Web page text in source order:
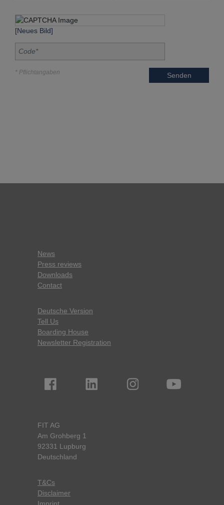
[Neues Bild]
* Pflichtangaben Senden
News
Press reviews
Downloads
Contact
Deutsche Version
Tell Us
Boarding House
Newsletter Registration
FIT AG
Am Grohberg 1
92331 Lupburg
Deutschland
T&Cs
Disclaimer